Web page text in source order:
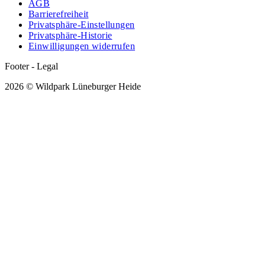
AGB
Barrierefreiheit
Privatsphäre-Einstellungen
Privatsphäre-Historie
Einwilligungen widerrufen
Footer - Legal
2026 © Wildpark Lüneburger Heide